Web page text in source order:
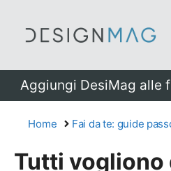
Aggiungi DesiMag alle
Home Fai da te: guide
Tutti vogliono